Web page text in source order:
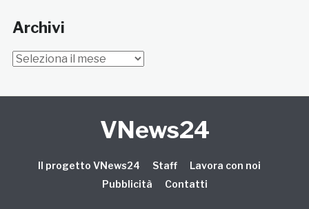
Archivi
Archivi
VNews24
Il progetto VNews24 Staff
Lavora con noi
Pubblicità
Contatti